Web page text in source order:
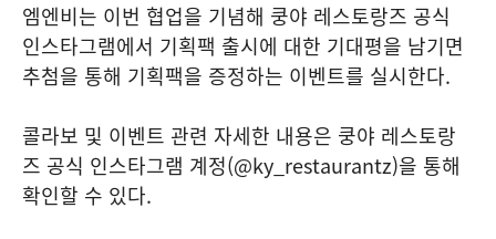
엠엔비는 이번 협업을 기념해 쿵야 레스토랑즈 공식
인스타그램에서 기획팩 출시에 대한 기대평을 남기면
추첨을 통해 기획팩을 증정하는 이벤트를 실시한다.
콜라보 및 이벤트 관련 자세한 내용은 쿵야 레스토랑
즈 공식 인스타그램 계정(@ky_restaurantz)을 통해
확인할 수 있다.